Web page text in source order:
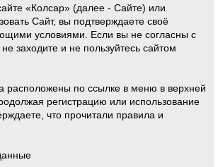
«Колсар» (далее - Сайте) или
Сайт, вы подтверждаете своё
условиями. Если вы не согласны с
заходите и не пользуйтесь сайтом
расположены по ссылке в меню в верхней
регистрацию или использование
что прочитали правила и